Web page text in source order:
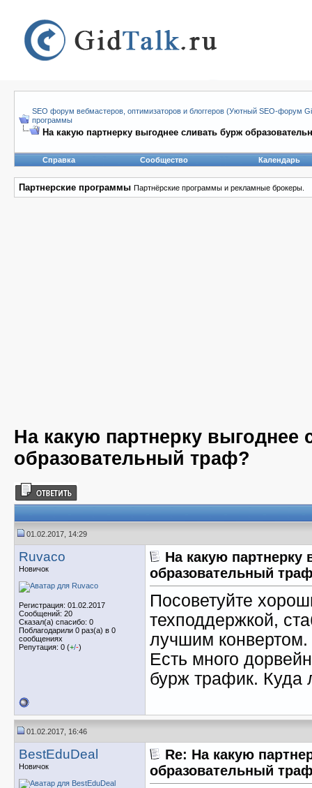
SEO форум вебмастеров, оптимизаторов и блоггеров (Уютный SEO-форум
программы
На какую партнерку выгоднее сливать бурж
Справка Сообщество Календарь
Партнерские программы Партнёрские программы и рекламные брокеры.
На какую партнерку выгоднее
образовательный траф?
01.02.2017, 14:29
Ruvaco
Новичок
Регистрация: 01.02.2017
Сообщений: 20
Сказал(а) спасибо: 0
Поблагодарили 0 раз(а) в 0
сообщениях
Репутация: 0 (+/-)
На какую партнерку
образовательный
Посоветуйте
техподдержкой,
лучшим конвертом.
Есть много
бурж трафик. Куда
01.02.2017, 16:46
BestEduDeal
Новичок
Re: На какую
образовательный